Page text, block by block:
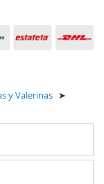
y Valerinas ➤